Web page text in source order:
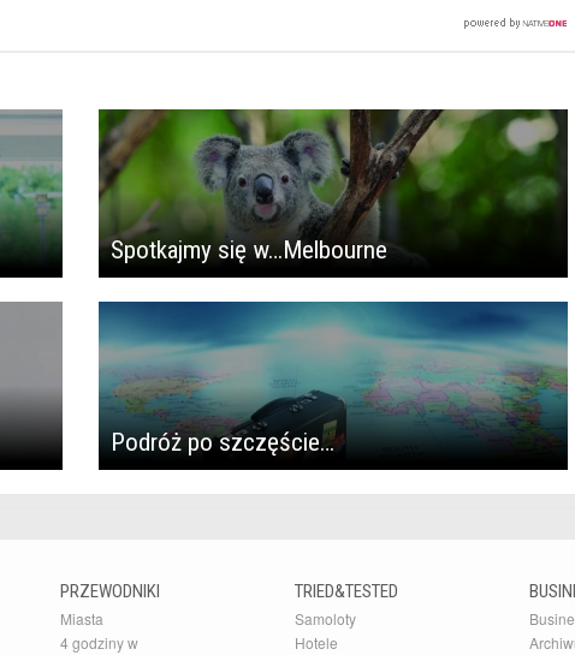
Spotkajmy się w…Melbourne
Podróż po szczęście…
PRZEWODNIKI
Miasta
4 godziny w
TRIED&TESTED
Samoloty
Hotele